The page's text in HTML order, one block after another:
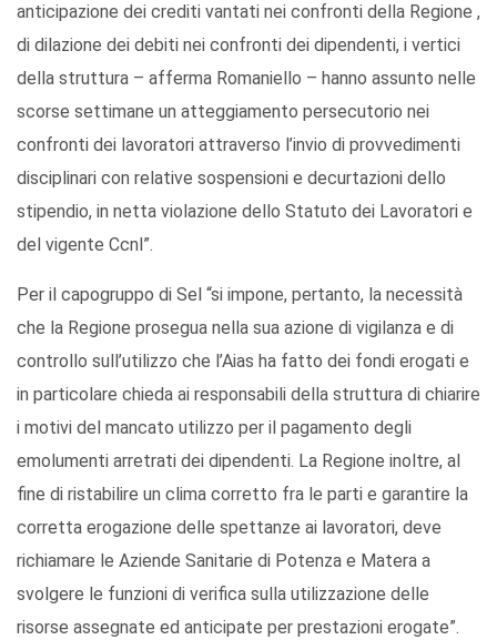
anticipazione dei crediti vantati nei confronti della Regione ,
di dilazione dei debiti nei confronti dei dipendenti, i vertici
della struttura – afferma Romaniello – hanno assunto nelle
scorse settimane un atteggiamento persecutorio nei
confronti dei lavoratori attraverso l’invio di provvedimenti
disciplinari con relative sospensioni e decurtazioni dello
stipendio, in netta violazione dello Statuto dei Lavoratori e
del vigente Ccnl”.
Per il capogruppo di Sel “si impone, pertanto, la necessità
che la Regione prosegua nella sua azione di vigilanza e di
controllo sull’utilizzo che l’Aias ha fatto dei fondi erogati e
in particolare chieda ai responsabili della struttura di chiarire
i motivi del mancato utilizzo per il pagamento degli
emolumenti arretrati dei dipendenti. La Regione inoltre, al
fine di ristabilire un clima corretto fra le parti e garantire la
corretta erogazione delle spettanze ai lavoratori, deve
richiamare le Aziende Sanitarie di Potenza e Matera a
svolgere le funzioni di verifica sulla utilizzazione delle
risorse assegnate ed anticipate per prestazioni erogate”.